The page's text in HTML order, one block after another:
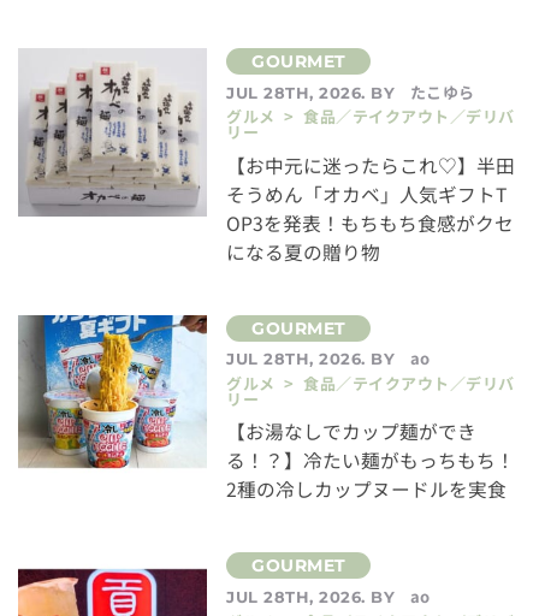
JUL 28TH, 2026. BY
たこゆら
グルメ > 食品／テイクアウト／デリバ
リー
【お中元に迷ったらこれ♡】半田
そうめん「オカベ」人気ギフトT
OP3を発表！もちもち食感がクセ
になる夏の贈り物
JUL 28TH, 2026. BY
ao
グルメ > 食品／テイクアウト／デリバ
リー
【お湯なしでカップ麺ができ
る！？】冷たい麺がもっちもち！
2種の冷しカップヌードルを実食
JUL 28TH, 2026. BY
ao